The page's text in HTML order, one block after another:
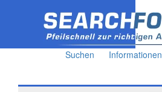
Suchen Informationen